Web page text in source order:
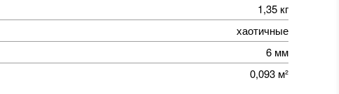
1,35 кг
хаотичные
6 мм
0,093 м²